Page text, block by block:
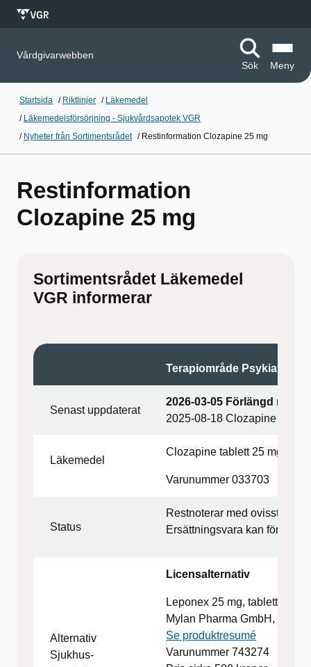
Vårdgivarwebben
Sök
Meny
Startsida / Riktlinjer / Läkemedel
/ Läkemedelsförsörjning - Sjukvårdsapotek VGR
/ Nyheter från Sortimentsrådet / Restinformation Clozapine 25 mg
Restinformation
Clozapine 25 mg
Sortimentsrådet Läkemedel
VGR informerar
Terapiområde Psykiatri
Senast uppdaterat
2026-03-05 Förlängd
2025-08-18 Clozapine 25
Läkemedel
Clozapine tablett 25 mg
Varunummer 033703
Status
Restnoterar med ovisst
Ersättningsvara kan
Alternativ
Sjukhus-
Licensalternativ
Leponex 25 mg, tabletter, 50
Mylan Pharma GmbH,
Se produktresumé
Varunummer 743274